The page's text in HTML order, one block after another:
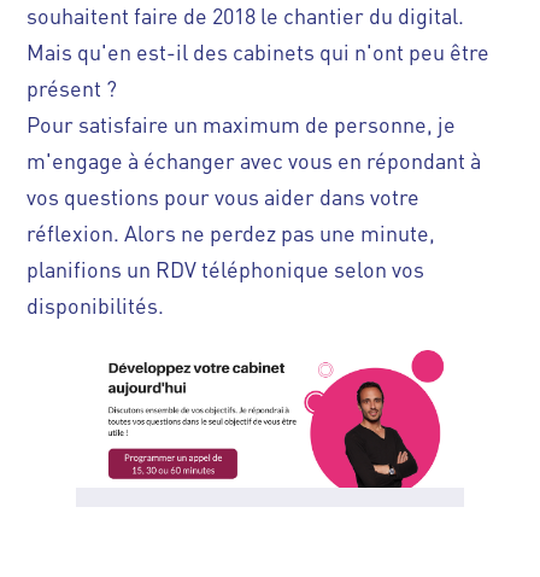
souhaitent faire de 2018 le chantier du digital.
Mais qu'en est-il des cabinets qui n'ont peu être
présent ?
Pour satisfaire un maximum de personne, je
m'engage à échanger avec vous en répondant à
vos questions pour vous aider dans votre
réflexion. Alors ne perdez pas une minute,
planifions un RDV téléphonique selon vos
disponibilités.